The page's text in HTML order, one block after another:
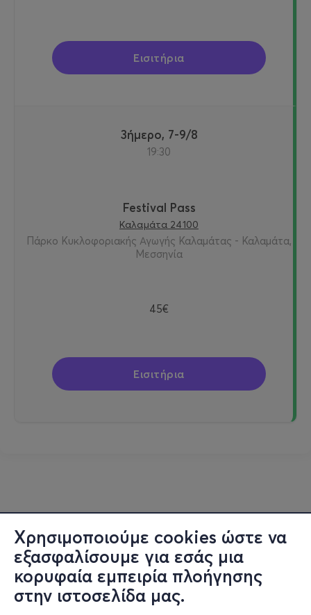
Χρησιμοποιούμε cookies ώστε να
εξασφαλίσουμε για εσάς μια
κορυφαία εμπειρία πλοήγησης
στην ιστοσελίδα μας.
Εισιτήρια
3ήμερο, 7-9/8
19:30
Festival Pass
Καλαμάτα 24100
Πάρκο Κυκλοφοριακής Αγωγής Καλαμάτας - Καλαμάτα,
Μεσσηνία
45€
Εισιτήρια